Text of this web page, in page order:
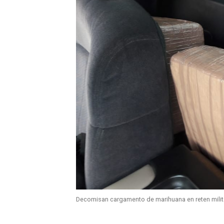
Decomisan cargamento de marihuana en reten